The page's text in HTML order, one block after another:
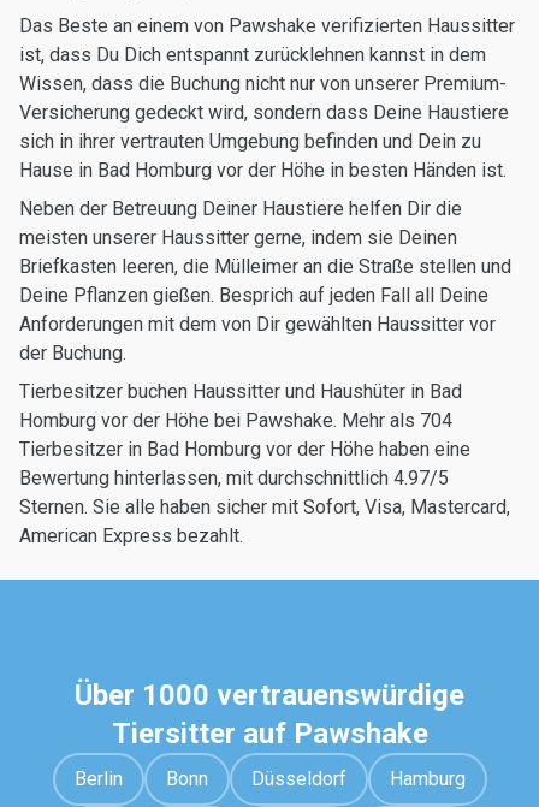
Das Beste an einem von Pawshake verifizierten Haussitter
ist, dass Du Dich entspannt zurücklehnen kannst in dem
Wissen, dass die Buchung nicht nur von unserer Premium-
Versicherung gedeckt wird, sondern dass Deine Haustiere
sich in ihrer vertrauten Umgebung befinden und Dein zu
Hause in Bad Homburg vor der Höhe in besten Händen ist.
Neben der Betreuung Deiner Haustiere helfen Dir die
meisten unserer Haussitter gerne, indem sie Deinen
Briefkasten leeren, die Mülleimer an die Straße stellen und
Deine Pflanzen gießen. Besprich auf jeden Fall all Deine
Anforderungen mit dem von Dir gewählten Haussitter vor
der Buchung.
Tierbesitzer buchen Haussitter und Haushüter in Bad
Homburg vor der Höhe bei Pawshake. Mehr als 704
Tierbesitzer in Bad Homburg vor der Höhe haben eine
Bewertung hinterlassen, mit durchschnittlich 4.97/5
Sternen. Sie alle haben sicher mit Sofort, Visa, Mastercard,
American Express bezahlt.
Über 1000 vertrauenswürdige
Tiersitter auf Pawshake
Berlin Bonn Düsseldorf Hamburg